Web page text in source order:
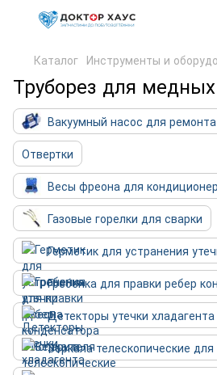
Каталог Инструменты и
Труборез для
Вакуумный насос для
Отвертки
Газовые горелки для сварки
Герметик для устранения
Детекторы утечки хладагента